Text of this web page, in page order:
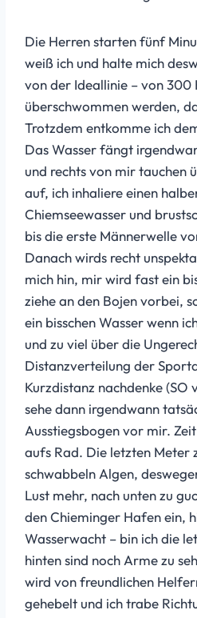
Die Herren starten fünf
weiß ich und halte mich
von der Ideallinie – von 300
überschwommen werden,
Trotzdem entkomme ich
Das Wasser fängt
und rechts von mir tauchen
auf, ich inhaliere einen
Chiemseewasser und
bis die erste Männerwelle
Danach wirds recht
mich hin, mir wird fast ein
ziehe an den Bojen vorbei,
ein bisschen Wasser wenn
und zu viel über die
Distanzverteilung der
Kurzdistanz nachdenke (SO
sehe dann irgendwann
Ausstiegsbogen vor mir.
aufs Rad. Die letzten Meter
schwabbeln Algen,
Lust mehr, nach unten zu
den Chieminger Hafen ein,
Wasserwacht – bin ich die
hinten sind noch Arme zu
wird von freundlichen
gehebelt und ich trabe